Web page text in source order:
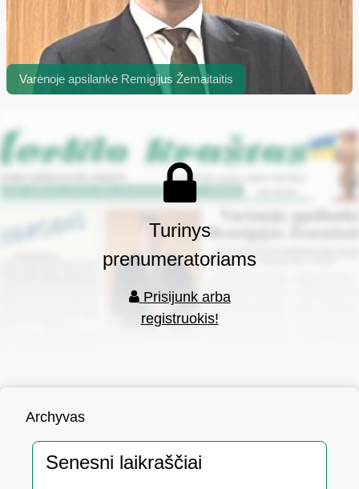
Varėnoje apsilankė Remigijus Žemaitaitis
Turinys
prenumeratoriams
Prisijunk arba
registruokis!
Archyvas
Senesni laikraščiai